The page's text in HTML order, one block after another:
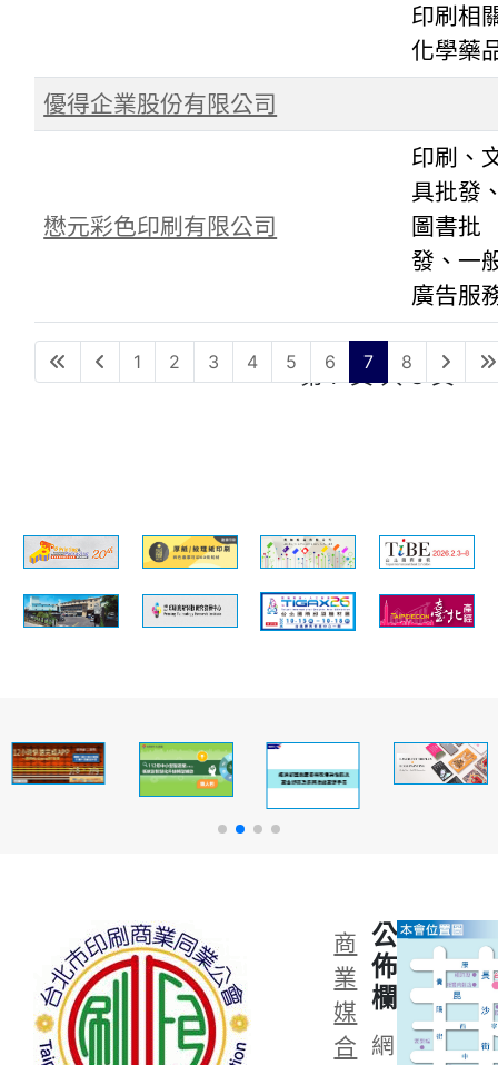
印刷相
化學藥
優得企業股份有限公司
懋元彩色印刷有限公司
印刷、
具批發
圖書批
發、一
廣告服
第 7 頁 共 8 頁
1 2 3 4 5 6 7 8
商
業
媒
合
公
佈
欄
網